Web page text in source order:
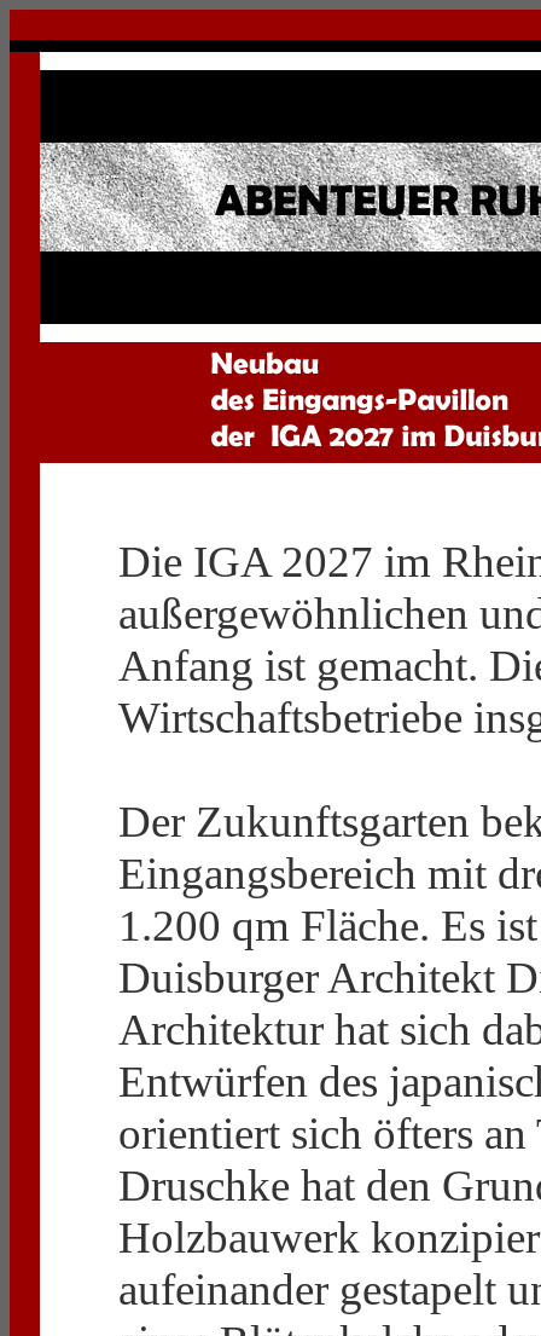
Die IGA 2027 im
außergewöhnlichen
Anfang ist gemacht.
Wirtschaftsbetriebe
Der Zukunftsgarten
Eingangsbereich mit
1.200 qm Fläche. Es
Duisburger Architekt
Architektur hat sich
Entwürfen des
orientiert sich öfters
Druschke hat den
Holzbauwerk
aufeinander gestapelt